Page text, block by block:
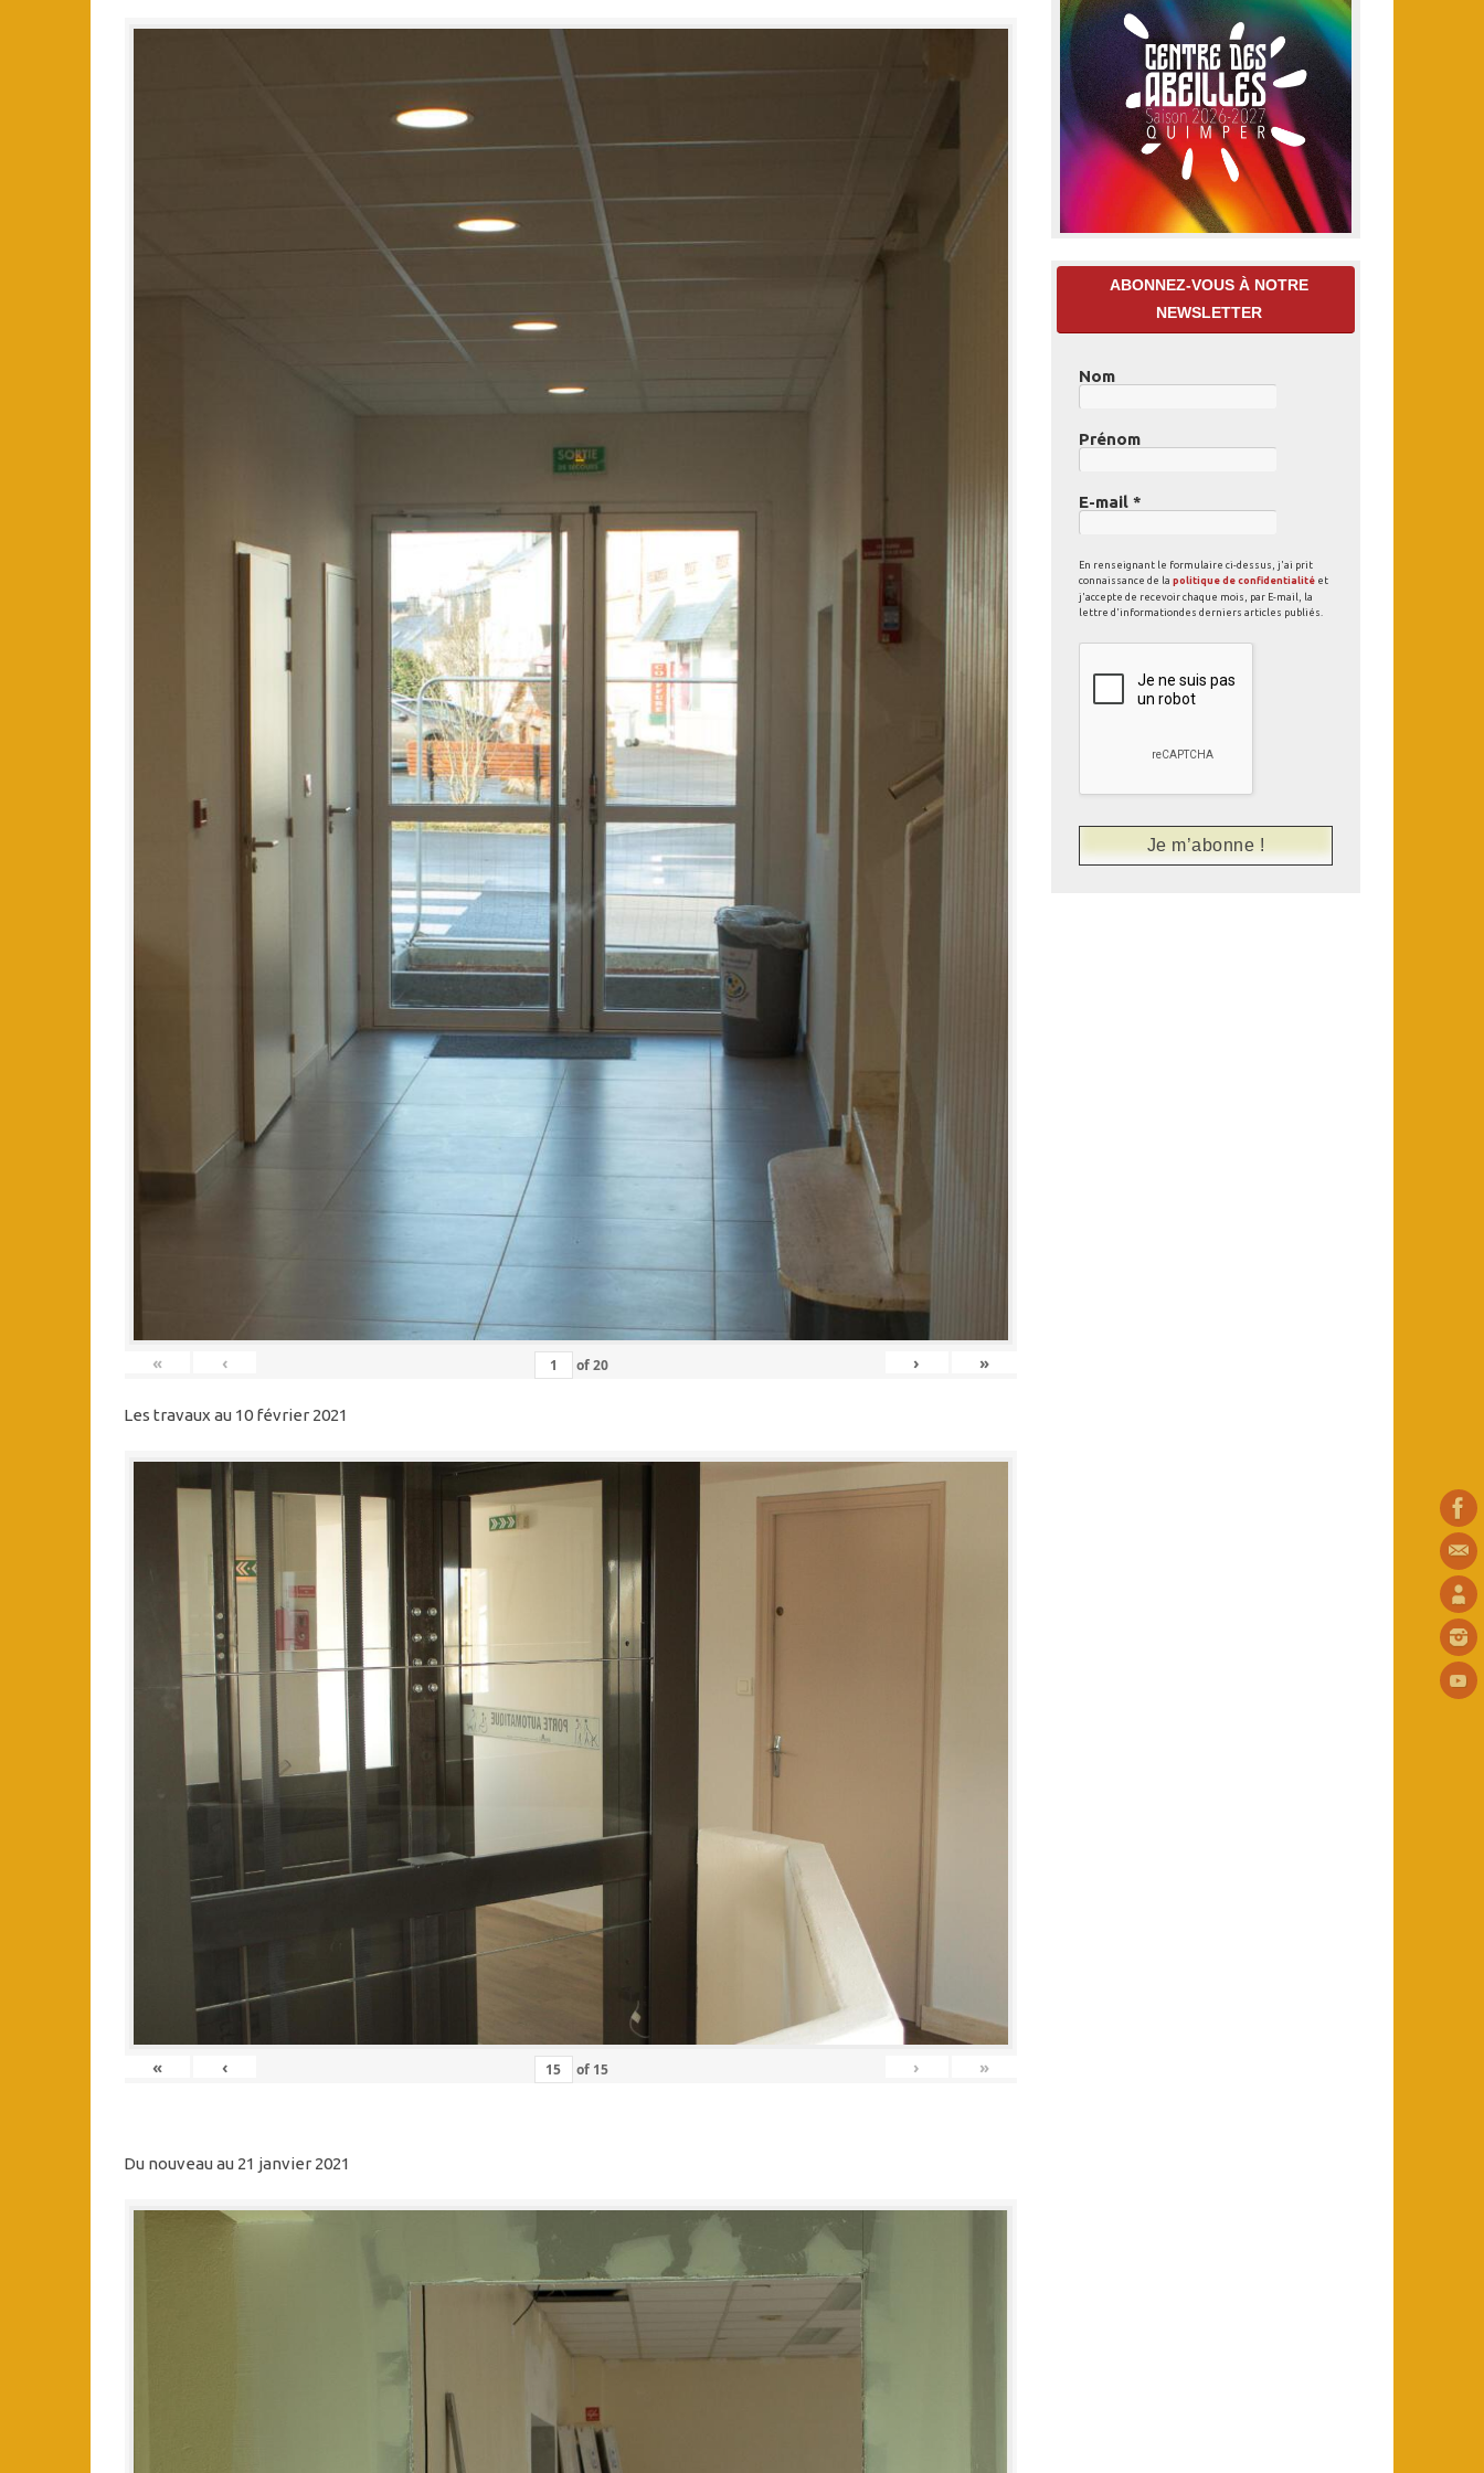
« ‹ of20 › »
Les travaux au 10 février 2021
« ‹ of 15 › »
Du nouveau au 21 janvier 2021
ABONNEZ-VOUS À NOTRE
NEWSLETTER
Nom
Prénom
E-mail *
En renseignant le formulaire ci-dessus, j'ai prit
connaissance de la politique de confidentialité et
j'accepte de recevoir chaque mois, par E-mail, la
lettre d'informationdes derniers articles publiés.